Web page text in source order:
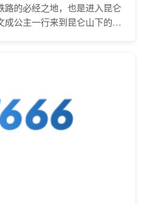
路的必经之地，也是进入昆仑
成公主一行来到昆仑山下的纳